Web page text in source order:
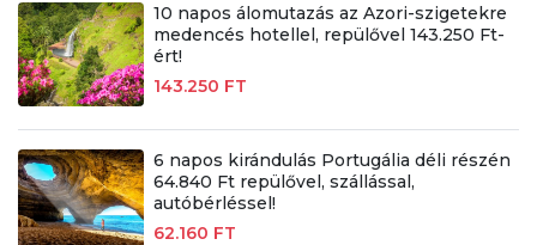
10 napos álomutazás az Azori-szigetekre
medencés hotellel, repülővel 143.250 Ft-
ért!
143.250 FT
6 napos kirándulás Portugália déli részén
64.840 Ft repülővel, szállással,
autóbérléssel!
62.160 FT